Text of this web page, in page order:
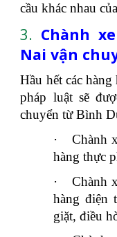
cầu khác nhau
3. Chành
Nai vận
Hầu hết các
pháp luật sẽ
chuyển từ Bình
·
Chành
hàng thực
·
Chành
hàng điện
giặt, điều